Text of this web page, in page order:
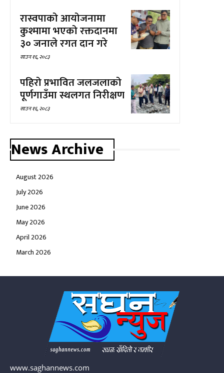
रास्वपाको आयोजनामा
कुश्मामा भएको रक्तदानमा
३० जनाले रगत दान गरे
साउन १६, २०८३
पहिरो प्रभावित जलजलाको
पूर्णगाउँमा स्थलगत निरीक्षण
साउन १६, २०८३
News Archive
August 2026
July 2026
June 2026
May 2026
April 2026
March 2026
www.saghannews.com